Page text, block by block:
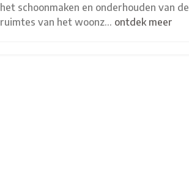
het schoonmaken en onderhouden van de
ruimtes van het woonz… ontdek meer